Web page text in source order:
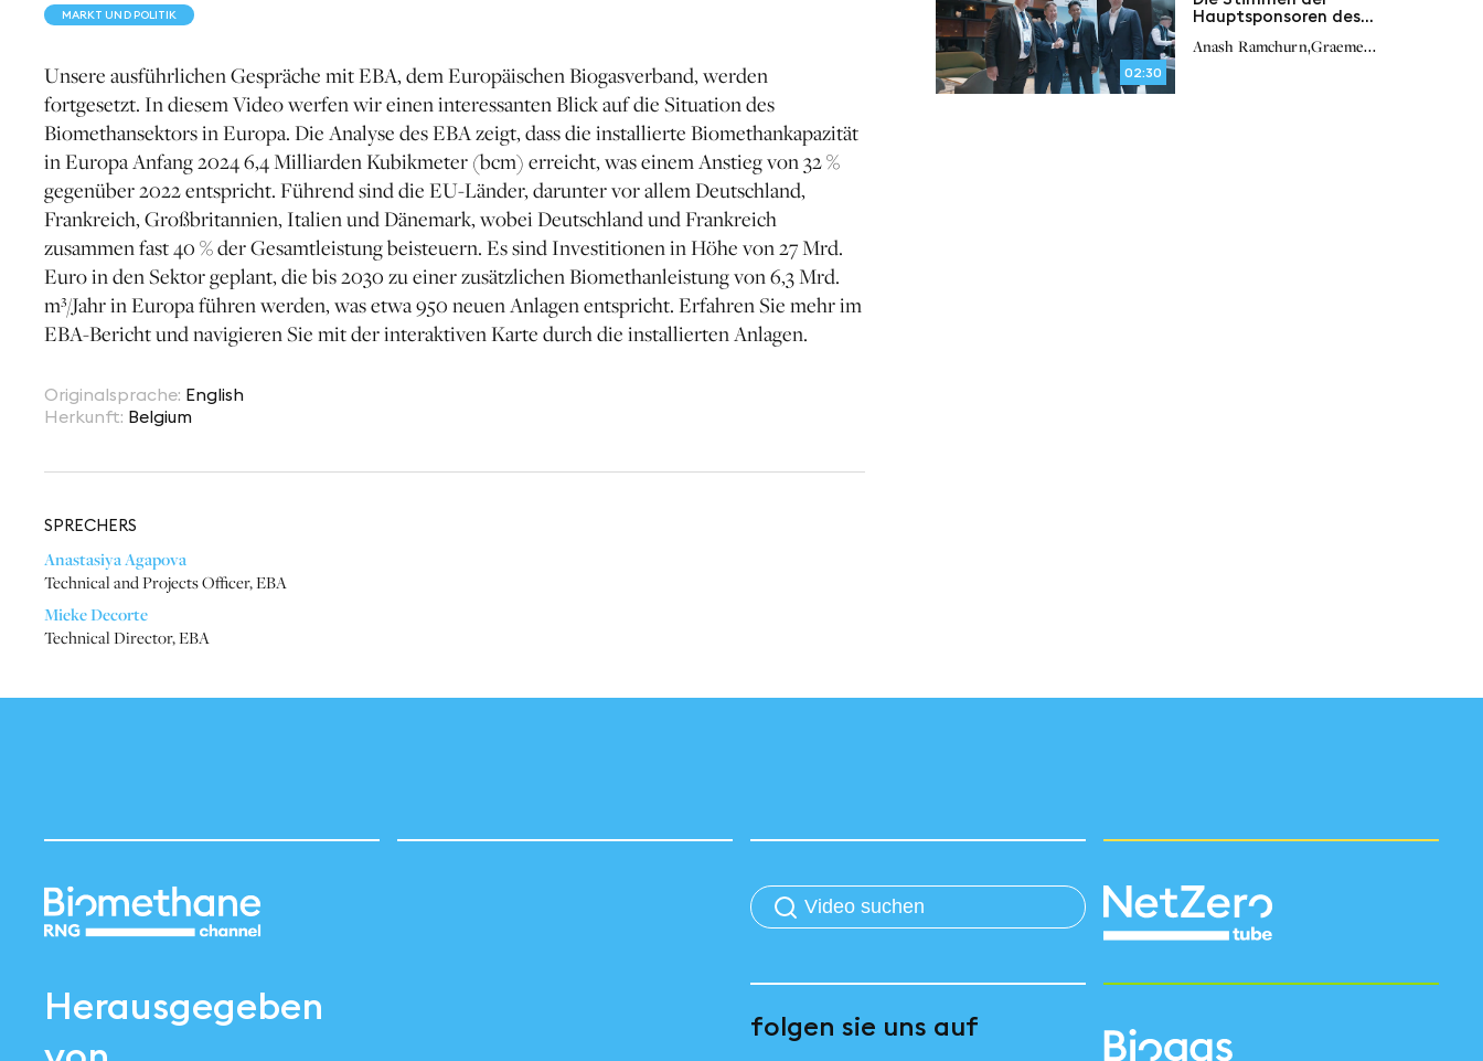
MARKT UND POLITIK
Unsere ausführlichen Gespräche mit EBA, dem Europäischen Biogasverband, werden
fortgesetzt. In diesem Video werfen wir einen interessanten Blick auf die Situation des
Biomethansektors in Europa. Die Analyse des EBA zeigt, dass die installierte Biomethankapazität
in Europa Anfang 2024 6,4 Milliarden Kubikmeter (bcm) erreicht, was einem Anstieg von 32 %
gegenüber 2022 entspricht. Führend sind die EU-Länder, darunter vor allem Deutschland,
Frankreich, Großbritannien, Italien und Dänemark, wobei Deutschland und Frankreich
zusammen fast 40 % der Gesamtleistung beisteuern. Es sind Investitionen in Höhe von 27 Mrd.
Euro in den Sektor geplant, die bis 2030 zu einer zusätzlichen Biomethanleistung von 6,3 Mrd.
m³/Jahr in Europa führen werden, was etwa 950 neuen Anlagen entspricht. Erfahren Sie mehr im
EBA-Bericht und navigieren Sie mit der interaktiven Karte durch die installierten Anlagen.
Originalsprache: English
Herkunft: Belgium
SPRECHERS
Anastasiya Agapova
Technical and Projects Officer,EBA
Mieke Decorte
Technical Director,EBA
02:30
Hauptsponsoren des
Anash Ramchurn,Graeme
Herausgegeben
folgen sie uns auf